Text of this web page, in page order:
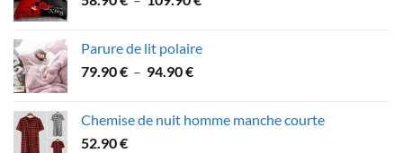
58.90 €
Parure de lit polaire
79.90€ – 94.90€Plage
79.90 €
Chemise de nuit homme manche courte
52.90€